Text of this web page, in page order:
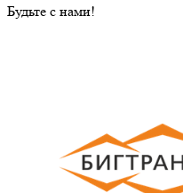
Будьте с нами!